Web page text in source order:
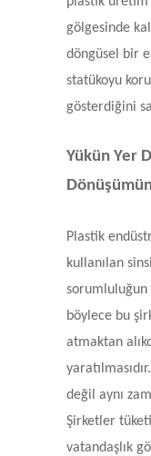
gölgesinde
döngüsel bir
statükoyu
gösterdiğini
Yükün Yer
Plastik
kullanılan
sorumluluğun
böylece bu
atmaktan
değil aynı
Şirketler
vatandaşlık